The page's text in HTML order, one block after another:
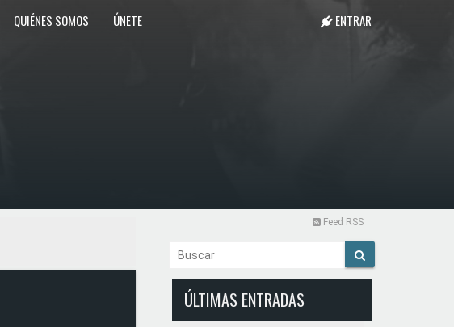
QUIÉNES SOMOS ÚNETE ENTRAR
Feed RSS
ÚLTIMAS ENTRADAS